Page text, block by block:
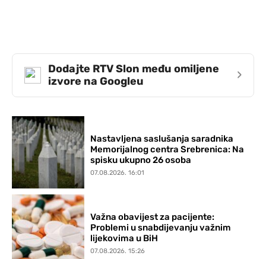
Dodajte RTV Slon među omiljene
izvore na Googleu
›
Nastavljena saslušanja saradnika
Memorijalnog centra Srebrenica: Na
spisku ukupno 26 osoba
07.08.2026. 16:01
Važna obavijest za pacijente:
Problemi u snabdijevanju važnim
lijekovima u BiH
07.08.2026. 15:26